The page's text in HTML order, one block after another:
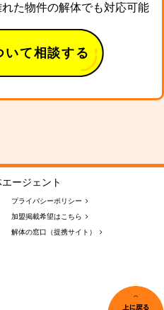
た物件の解体でも対応可能
いて相談する
ージェント
プライバシーポリシー
加盟掲載希望はこちら
解体の窓口（提携サイト）